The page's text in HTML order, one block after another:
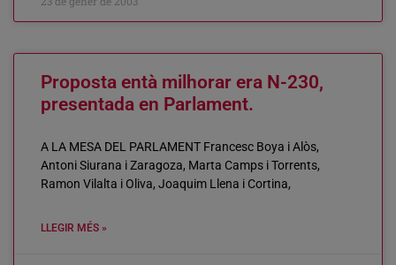
Proposta entà milhorar era N-230,
presentada en Parlament.
A LA MESA DEL PARLAMENT Francesc Boya i Alòs,
Antoni Siurana i Zaragoza, Marta Camps i Torrents,
Ramon Vilalta i Oliva, Joaquim Llena i Cortina,
LLEGIR MÉS »